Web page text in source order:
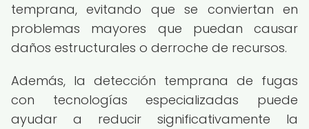
temprana, evitando que se conviertan en
problemas mayores que puedan causar
daños estructurales o derroche de recursos.
Además, la detección temprana de fugas
con tecnologías especializadas puede
ayudar a reducir significativamente la